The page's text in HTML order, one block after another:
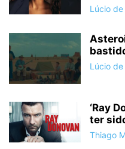
Lúcio
Lúcio
‘Ray
ter
Thiago